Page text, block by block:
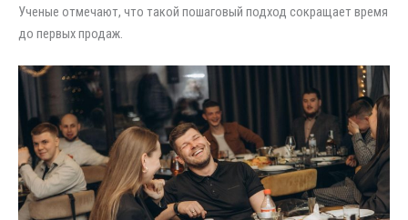
Ученые отмечают, что такой пошаговый подход сокращает время
до первых продаж.